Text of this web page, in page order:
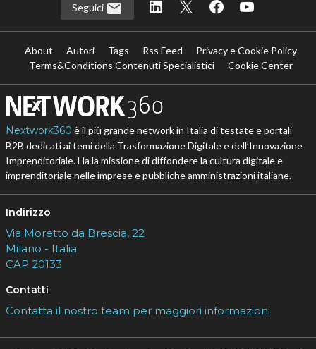
Seguici
About Autori Tags Rss Feed
Privacy e Cookie Policy
Terms&Conditions Contenuti Specialistici
Cookie Center
Nextwork360 è il più grande network in Italia di testate e portali
B2B dedicati ai temi della Trasformazione Digitale e dell’Innovazione
Imprenditoriale. Ha la missione di diffondere la cultura digitale e
imprenditoriale nelle imprese e pubbliche amministrazioni italiane.
Indirizzo
Via Moretto da Brescia, 22
Milano - Italia
CAP 20133
Contatti
Contatta il nostro team per maggiori informazioni